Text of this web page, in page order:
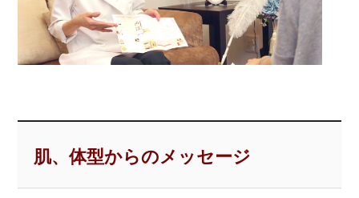
肌、体型からのメッセージ